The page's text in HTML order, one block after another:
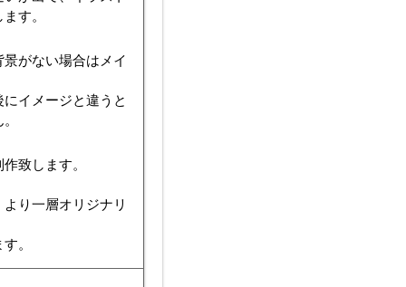
す。
がない場合はメイ
イメージと違うと
致します。
り一層オリジナリ
。